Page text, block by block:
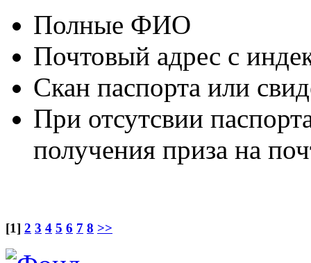
Полные ФИО
Почтовый адрес с
Скан паспорта или
При отсутсвии
получения приза на
[1] 2 3 4 5 6 7 8 >>